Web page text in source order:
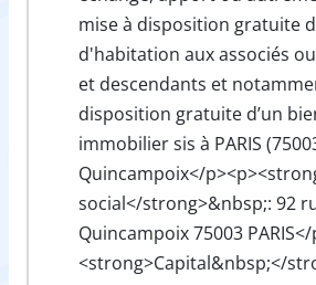
mise à disposition gratuite
d'habitation aux associés
et descendants et
disposition gratuite d’un
immobilier sis à PARIS
Quincampoix</
social</strong>&nbsp;: 92
Quincampoix 75003
<strong>Capital&nbsp;</